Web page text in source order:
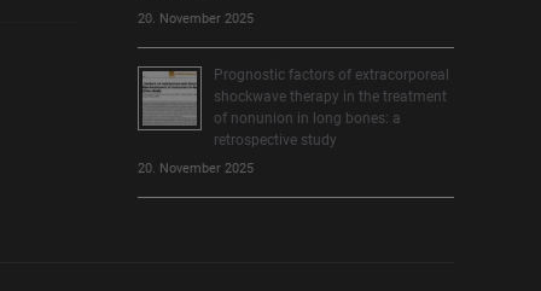
20. November 2025
Prognostic factors of extracorporeal
shockwave therapy in the treatment
of nonunion in long bones: a
retrospective study
20. November 2025